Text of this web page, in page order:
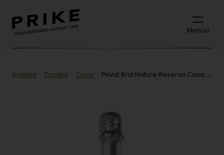
Menüü
Avaleht Tooted Cava Privat Brut Nature Reserva Cava MAGNUM